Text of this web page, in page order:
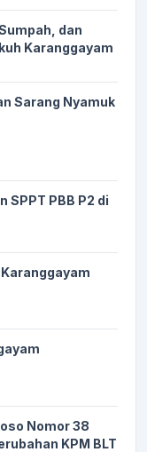
dan
Karanggayam
Sarang Nyamuk
SPPT PBB P2 di
Nomor 38
KPM BLT